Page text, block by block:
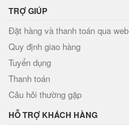
TRỢ GIÚP
Đặt hàng và thanh toán qua web
Quy định giao hàng
Tuyển dụng
Thanh toán
Câu hỏi thường gặp
HỖ TRỢ KHÁCH HÀNG